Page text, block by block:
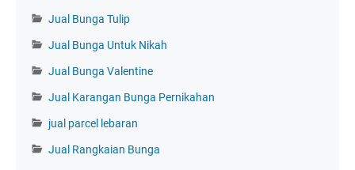
Jual Bunga Tulip
Jual Bunga Untuk Nikah
Jual Bunga Valentine
Jual Karangan Bunga Pernikahan
jual parcel lebaran
Jual Rangkaian Bunga